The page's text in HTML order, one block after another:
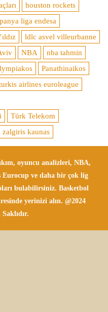
houston rockets
liga endesa
ldlc asvel villeurbanne
NBA
nba tahmin
Panathinaikos
airlines euroleague
Türk Telekom
zalgiris kaunas
oyuncu analizleri, NBA,
Eurocup ve daha bir çok lig
bulabilirsiniz. Basketbol
yerinizi alın. @2024